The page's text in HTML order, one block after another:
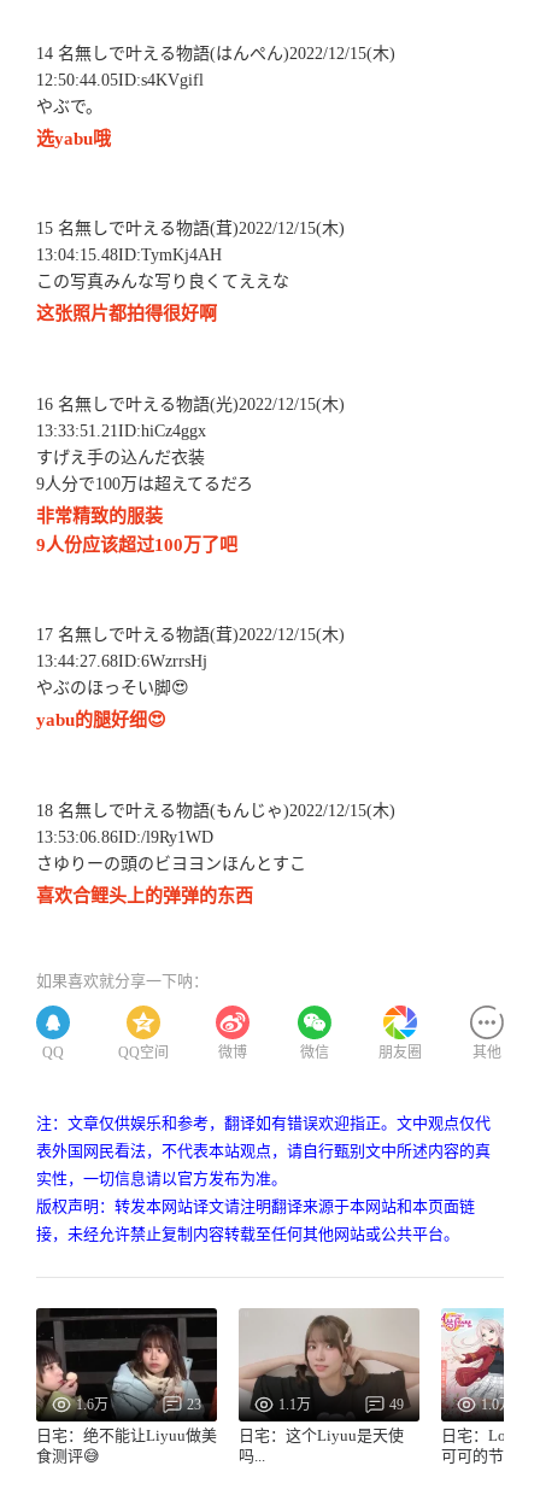
14 名無しで叶える物語(はんぺん)2022/12/15(木)
12:50:44.05ID:s4KVgifl
やぶで。
选yabu哦
15 名無しで叶える物語(茸)2022/12/15(木)
13:04:15.48ID:TymKj4AH
この写真みんな写り良くてええな
这张照片都拍得很好啊
16 名無しで叶える物語(光)2022/12/15(木)
13:33:51.21ID:hiCz4ggx
すげえ手の込んだ衣装
9人分で100万は超えてるだろ
非常精致的服装
9人份应该超过100万了吧
17 名無しで叶える物語(茸)2022/12/15(木)
13:44:27.68ID:6WzrrsHj
やぶのほっそい脚😍
yabu的腿好细😍
18 名無しで叶える物語(もんじゃ)2022/12/15(木)
13:53:06.86ID:/l9Ry1WD
さゆりーの頭のビヨヨンほんとすこ
喜欢合鲤头上的弹弹的东西
如果喜欢就分享一下呐：
QQ QQ空间 微博 微信 朋友圈 其他
注：文章仅供娱乐和参考，翻译如有错误欢迎指正。文中观点仅代
表外国网民看法，不代表本站观点，请自行甄别文中所述内容的真
实性，一切信息请以官方发布为准。
版权声明：转发本网站译文请注明翻译来源于本网站和本页面链
接，未经允许禁止复制内容转载至任何其他网站或公共平台。
1.6万 23
日宅：绝不能让Liyuu做美
食测评😅
1.1万 49
日宅：这个Liyuu是天使
吗...
1.0万
日宅：
可可的节目第